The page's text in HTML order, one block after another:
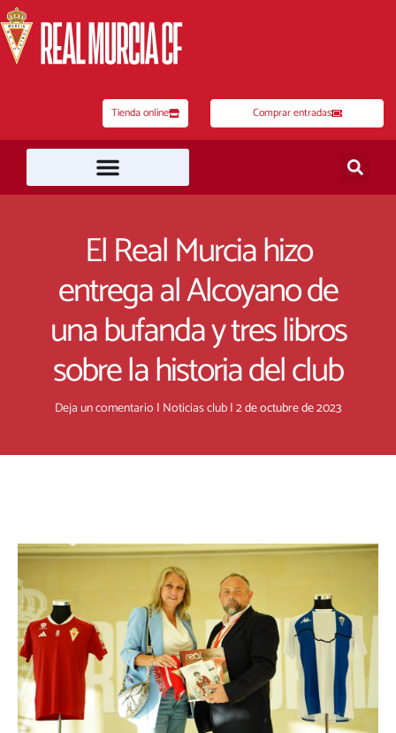
al
contenido
Tienda online Comprar entradas
El Real Murcia hizo
entrega al Alcoyano de
una bufanda y tres libros
sobre la historia del club
Deja un comentario | Noticias club|2 de octubre de 2023